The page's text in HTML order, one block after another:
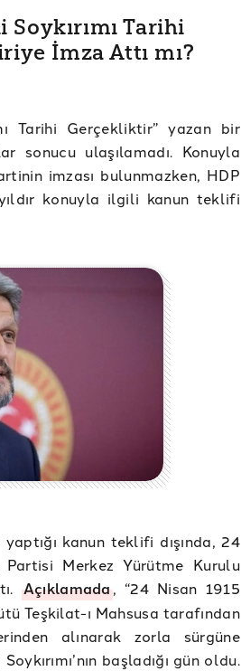
Tarihi
İmza Attı mı?
Tarihi Gerçekliktir” yazan bir
sonucu ulaşılamadı. Konuyla
imzası bulunmazken, HDP
konuyla ilgili kanun teklifi
kanun teklifi dışında, 24
Merkez Yürütme Kurulu
Açıklamada, “24 Nisan 1915
Teşkilat-ı Mahsusa tarafından
alınarak zorla sürgüne
başladığı gün oldu.